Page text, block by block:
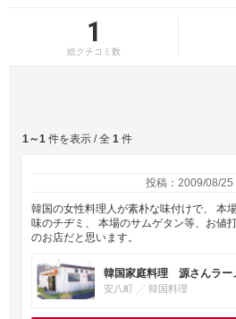
1
総クチコミ数
1～1 件を表示 / 全 1 件
投稿：2009/08/25
韓国の女性料理人が素朴な味付けで、 本
味のチヂミ、 本場のサムゲタン等、お値
のお店だと思います。
韓国家庭料理 源さんラー
安八町 韓国料理